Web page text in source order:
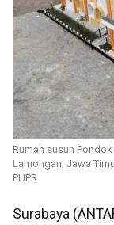
Rumah susun
Lamongan, Jawa
PUPR
Surabaya